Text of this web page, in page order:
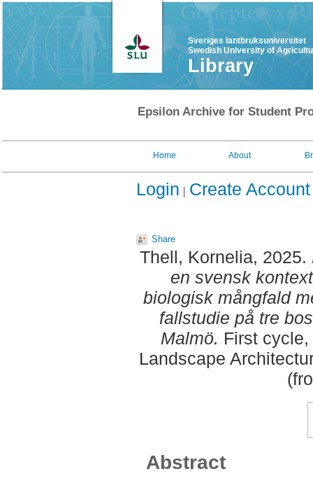
Sveriges lantbruksuniversitet
Swedish University of
Library
Epsilon Archive for Student
Home About
Login Create Account
Share
Thell, Kornelia, 2025.
en svensk
biologisk mångfald
fallstudie på tre
Malmö. First
Landscape
Abstract